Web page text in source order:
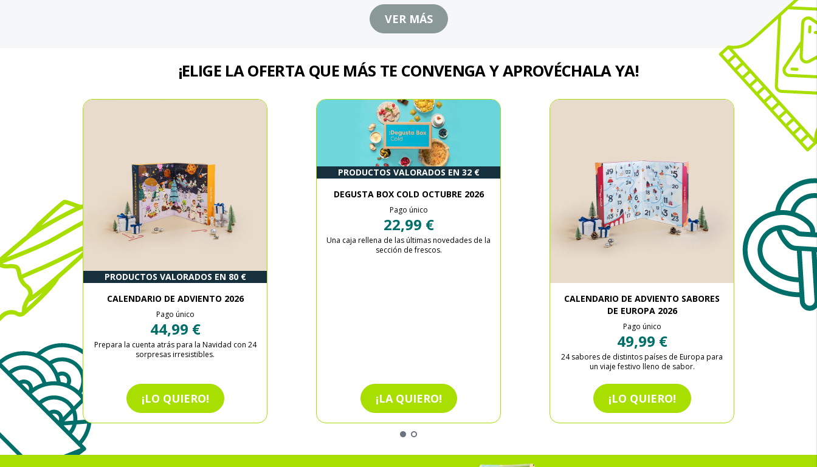
VER MÁS
¡ELIGE LA OFERTA QUE MÁS TE CONVENGA Y APROVÉCHALA YA!
PRODUCTOS VALORADOS EN 80 €
CALENDARIO DE ADVIENTO 2026
Pago único
44,99 €
Prepara la cuenta atrás para la Navidad con 24
sorpresas irresistibles.
¡LO QUIERO!
PRODUCTOS VALORADOS EN 32 €
DEGUSTA BOX COLD OCTUBRE 2026
Pago único
22,99 €
Una caja rellena de las últimas novedades de la
sección de frescos.
¡LA QUIERO!
CALENDARIO DE ADVIENTO SABORES
DE EUROPA 2026
Pago único
49,99 €
24 sabores de distintos países de Europa para
un viaje festivo lleno de sabor.
¡LO QUIERO!